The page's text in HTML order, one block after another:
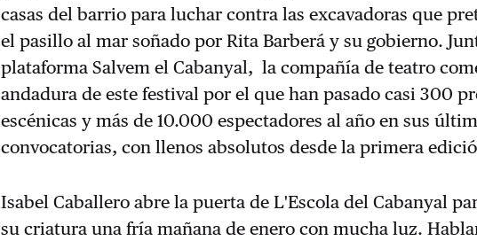
casas del barrio para luchar contra las excavadoras que
el pasillo al mar soñado por Rita Barberá y su gobierno.
plataforma Salvem el Cabanyal, la compañía de teatro
andadura de este festival por el que han pasado casi 300
escénicas y más de 10.000 espectadores al año en sus
convocatorias, con llenos absolutos desde la primera
Isabel Caballero abre la puerta de L'Escola del Cabanyal
su criatura una fría mañana de enero con mucha luz.